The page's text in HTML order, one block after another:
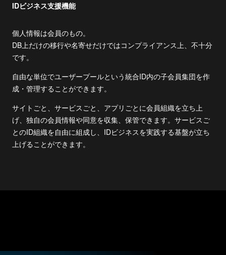
IDビジネス支援機能
個人情報は会員のもの。
DB上だけの移行や名寄せだけではコンプライアンス上、不十分
です。
自由な単位でユーザープールという統合ID内の子会員集団を作
成・管理することができます。
サイトごと、サービスごと、アプリごとに会員組織を立ち上
げ、独自の会員情報や同意を収集、保管できます。サービスご
とのID組織を自由に組成し、IDビジネスを実践する基盤が立ち
上げることができます。